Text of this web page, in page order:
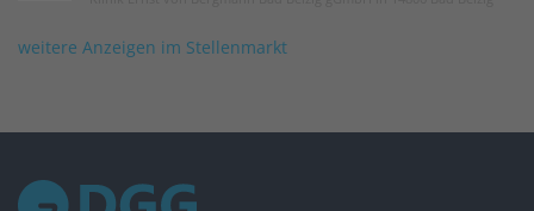
weitere Anzeigen im Stellenmarkt